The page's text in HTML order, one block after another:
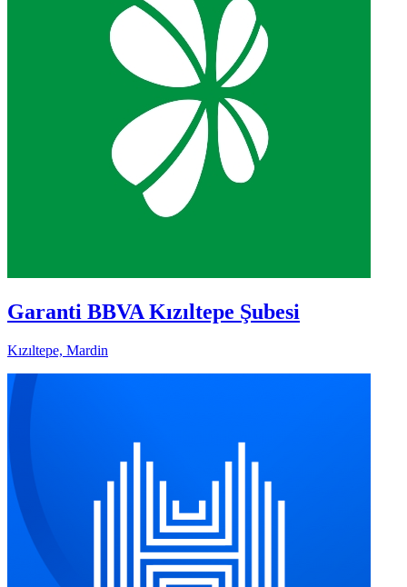
Garanti BBVA Kızıltepe Şubesi
Kızıltepe, Mardin